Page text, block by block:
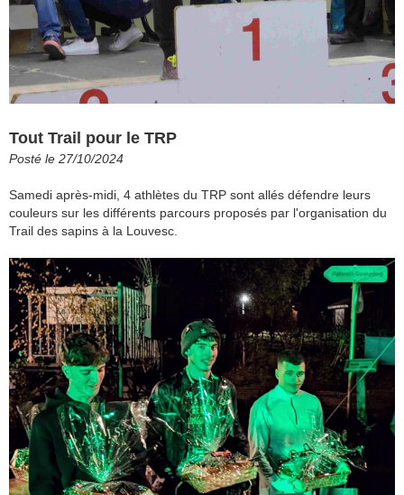
Tout Trail pour le TRP
Posté le 27/10/2024
Samedi après-midi, 4 athlètes du TRP sont allés défendre leurs
couleurs sur les différents parcours proposés par l'organisation du
Trail des sapins à la Louvesc.